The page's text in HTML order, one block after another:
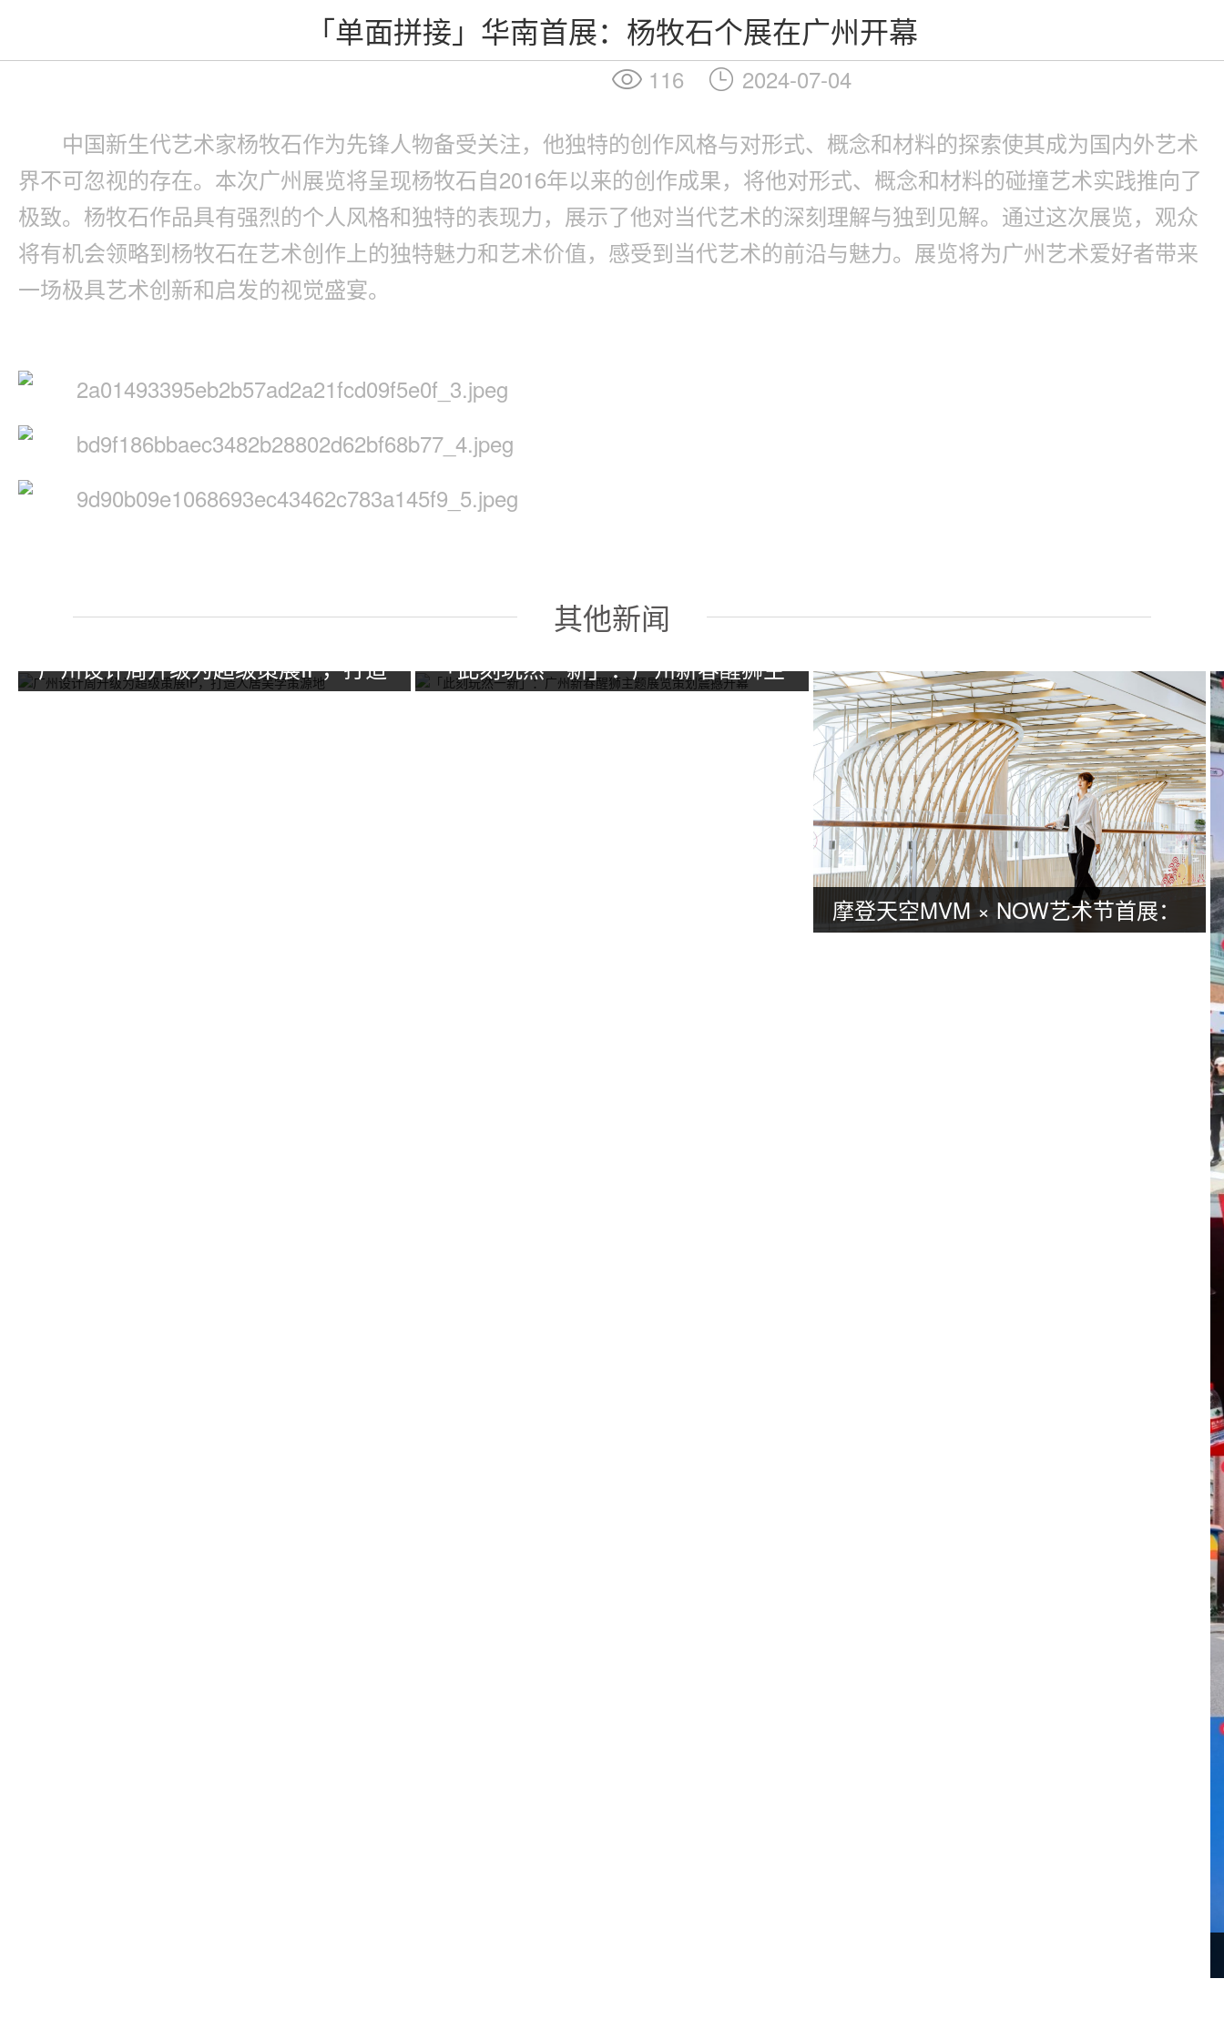
「单面拼接」华南首展：杨牧石个展在广州开幕
116
2024-07-04
中国新生代艺术家杨牧石作为先锋人物备受关注，他独特的创作风格与对形式、概念和材料的探索使其成为国内外艺术
界不可忽视的存在。本次广州展览将呈现杨牧石自2016年以来的创作成果，将他对形式、概念和材料的碰撞艺术实践推向了
极致。杨牧石作品具有强烈的个人风格和独特的表现力，展示了他对当代艺术的深刻理解与独到见解。通过这次展览，观众
将有机会领略到杨牧石在艺术创作上的独特魅力和艺术价值，感受到当代艺术的前沿与魅力。展览将为广州艺术爱好者带来
一场极具艺术创新和启发的视觉盛宴。
其他新闻
广州设计周升级为超级策展IP，打造
「此刻玩然一新」：广州新春醒狮主
摩登天空MVM × NOW艺术节首展：